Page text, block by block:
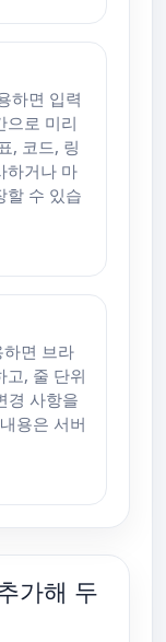
하면 입력
으로 미리
, 코드, 링
하거나 마
할 수 있습
면 브라
고, 줄 단위
경 사항을
용은 서버
가해 두